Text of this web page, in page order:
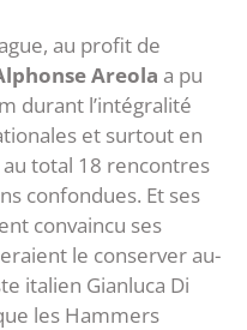
au profit de
Areola a pu
durant l’intégralité
et surtout en
total 18 rencontres
confondues. Et ses
convaincu ses
le conserver au-
italien Gianluca Di
les Hammers